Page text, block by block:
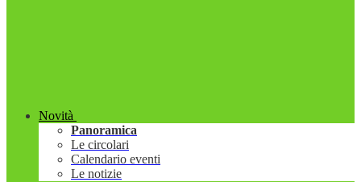
Novità
Panoramica
Le circolari
Calendario eventi
Le notizie